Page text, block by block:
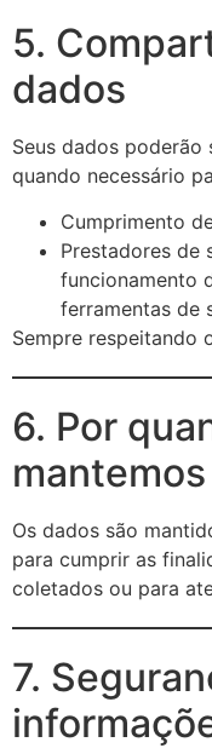
5.
dados
Seus dados
quando necessário
Cumprimento
Prestadores de
funcionamento
ferramentas de
Sempre respeitando
6. Por
Os dados são
para cumprir as
coletados ou para
7.